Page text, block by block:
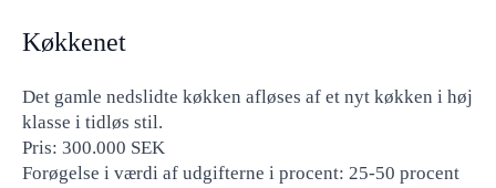
Køkkenet
Det gamle nedslidte køkken afløses af et nyt køkken i høj
klasse i tidløs stil.
Pris: 300.000 SEK
Forøgelse i værdi af udgifterne i procent: 25-50 procent